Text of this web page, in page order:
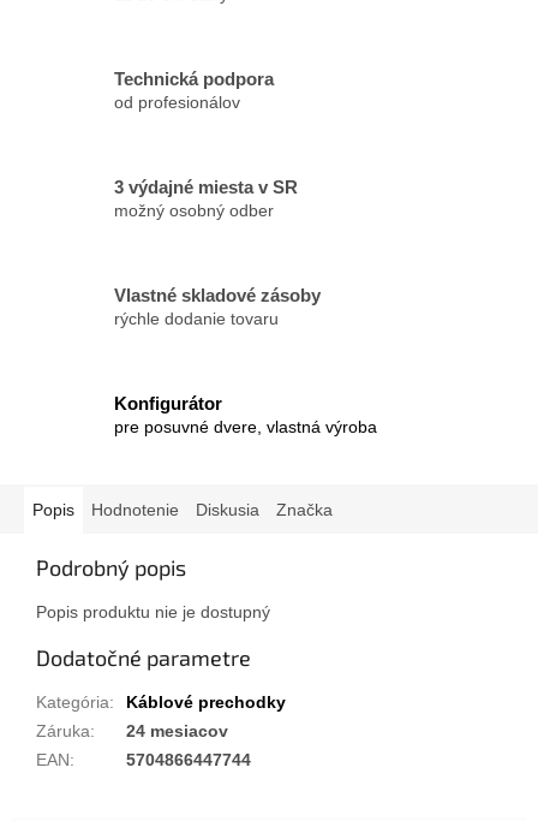
Technická podpora
od profesionálov
3 výdajné miesta v SR
možný osobný odber
Vlastné skladové zásoby
rýchle dodanie tovaru
Konfigurátor
pre posuvné dvere, vlastná výroba
Popis Hodnotenie Diskusia Značka
Podrobný popis
Popis produktu nie je dostupný
Dodatočné parametre
Kategória:
Káblové prechodky
Záruka:
24 mesiacov
EAN: 5704866447744